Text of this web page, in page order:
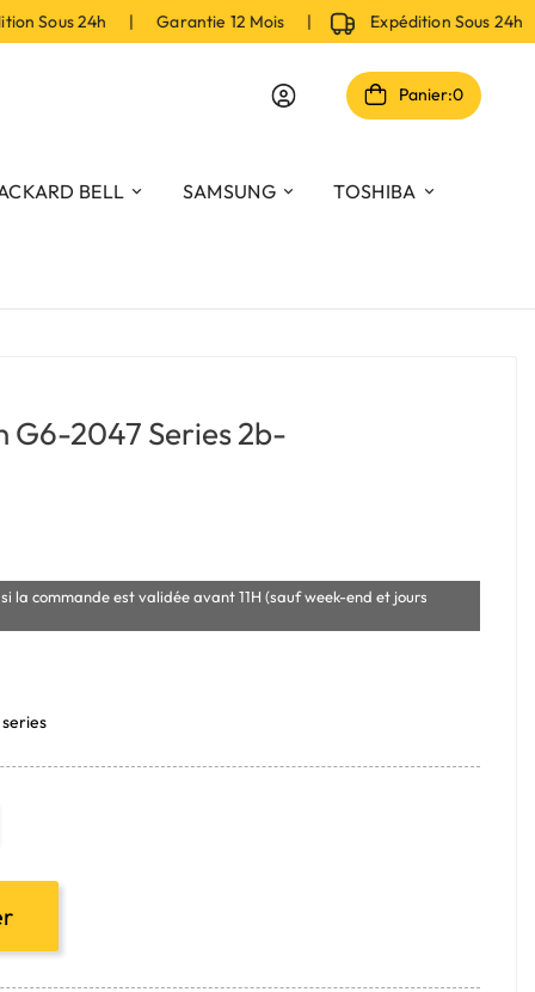
Sous 24h | Garantie 12 Mois | Expédition Sous
Panier:0
BELL SAMSUNG TOSHIBA
G6-2047 Series 2b-
la commande est validée avant 11H (sauf week-end et jours